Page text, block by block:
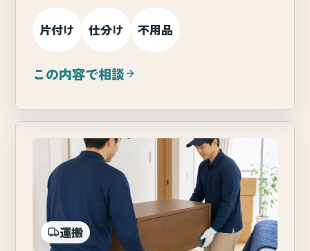
片付け 仕分け 不用品
この内容で相談
運搬